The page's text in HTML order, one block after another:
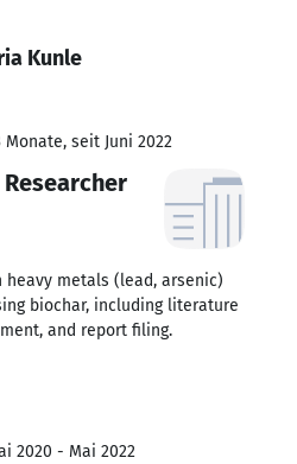
Kunle
Monate, seit Juni 2022
heavy metals (lead, arsenic)
biochar, including literature
and report filing.
2020 - Mai 2022